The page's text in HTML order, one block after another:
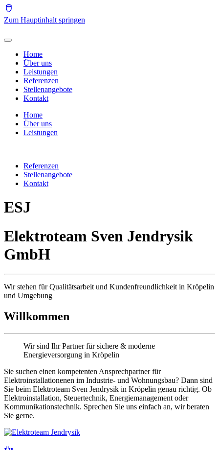
Zum Hauptinhalt springen
Home
Über uns
Leistungen
Referenzen
Stellenangebote
Kontakt
Home
Über uns
Leistungen
Referenzen
Stellenangebote
Kontakt
ESJ
Elektroteam Sven Jendrysik
GmbH
Wir stehen für Qualitäts­arbeit und Kunden­freundlichkeit in Kröpelin
und Umgebung
Willkommen
Wir sind Ihr Partner für sichere & moderne
Energieversorgung in Kröpelin
Sie suchen einen kompetenten Ansprechpartner für
Elektroinstallationenen im Industrie- und Wohnungsbau? Dann sind
Sie beim Elektroteam Sven Jendrysik in Kröpelin genau richtig. Ob
Elektroinstallation, Steuertechnik, Energiemanagement oder
Kommunikationstechnik. Sprechen Sie uns einfach an, wir beraten
Sie gerne.